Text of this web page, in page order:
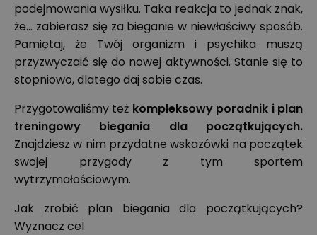
podejmowania wysiłku. Taka reakcja to jednak znak,
że... zabierasz się za bieganie w niewłaściwy sposób.
Pamiętaj, że Twój organizm i psychika muszą
przyzwyczaić się do nowej aktywności. Stanie się to
stopniowo, dlatego daj sobie czas.
Przygotowaliśmy też kompleksowy poradnik i plan
treningowy biegania dla początkujących.
Znajdziesz w nim przydatne wskazówki na początek
swojej przygody z tym sportem
wytrzymałościowym.
Jak zrobić plan biegania dla początkujących?
Wyznacz cel